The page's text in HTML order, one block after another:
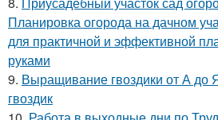
Планировка огорода на дачном
для практичной и эффективной
руками
9. Выращивание гвоздики от А до
гвоздик